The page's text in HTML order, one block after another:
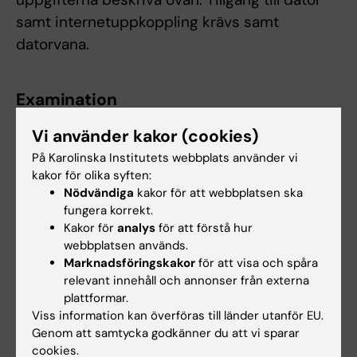
samt internetuppkoppling krävs samt
datorvana.
Examination
Examinationen sker dels genom en skriftlig
inlämningsuppgift med fokus på jämlik vård
och etiskt förhållningssätt och dels vid en
simuleringsövning med ett fiktivt patientfall.
Student som ej är godkänd efter ordinarie
examinationstillfälle har rätt att delta vid
ytterligare fem examinationstillfällen. Om
studenten genomfört sex underkända
tentamina/prov ges inte något ytterligare
examinationstillfälle. Som examinationstillfälle
Vi använder kakor (cookies)
På Karolinska Institutets webbplats använder vi
kakor för olika syften:
Nödvändiga kakor för att webbplatsen ska
fungera korrekt.
Kakor för analys för att förstå hur
webbplatsen används.
Marknadsföringskakor för att visa och spåra
relevant innehåll och annonser från externa
plattformar.
Viss information kan överföras till länder utanför EU.
Genom att samtycka godkänner du att vi sparar
cookies.